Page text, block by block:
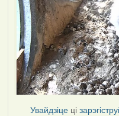
Увайдзіце ці